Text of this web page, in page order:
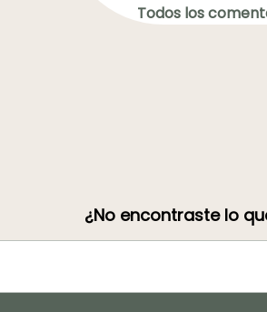
Todos los
¿No encontraste lo